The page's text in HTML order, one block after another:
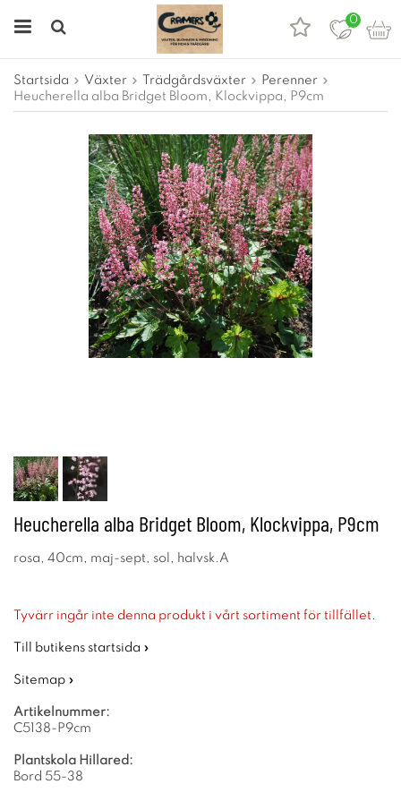
0
Startsida Växter Trädgårdsväxter
Perenner
Heucherella alba Bridget Bloom, Klockvippa, P9cm
Heucherella alba Bridget Bloom, Klockvippa, P9cm
rosa, 40cm, maj-sept, sol, halvsk.A
Tyvärr ingår inte denna produkt i vårt sortiment för tillfället.
Till butikens startsida »
Sitemap »
Artikelnummer:
C5138-P9cm
Plantskola Hillared:
Bord 55-38